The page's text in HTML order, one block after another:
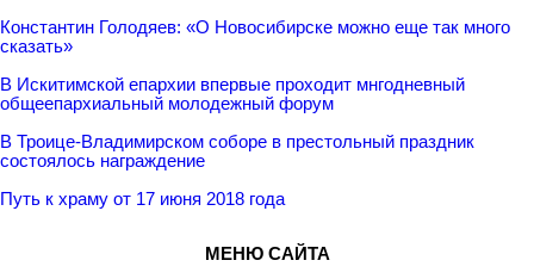
Константин Голодяев: «О Новосибирске можно еще так много
сказать»
В Искитимской епархии впервые проходит мнгодневный
общеепархиальный молодежный форум
В Троице-Владимирском соборе в престольный праздник
состоялось награждение
Путь к храму от 17 июня 2018 года
МЕНЮ САЙТА